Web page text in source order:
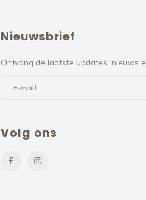
Nieuwsbrief
Ontvang de laatste updates, nieuws
Volg ons